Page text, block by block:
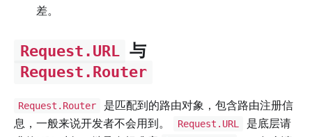
差。
Request.URL 与
Request.Router
Request.Router
是匹配到的路由对象，包含路由注册信
息，一般来说开发者不会用到。
Request.URL
是底层请